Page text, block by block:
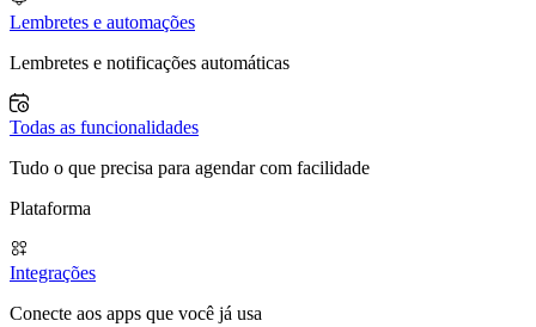
Lembretes e automações
Lembretes e notificações automáticas
Todas as funcionalidades
Tudo o que precisa para agendar com facilidade
Plataforma
Integrações
Conecte aos apps que você já usa